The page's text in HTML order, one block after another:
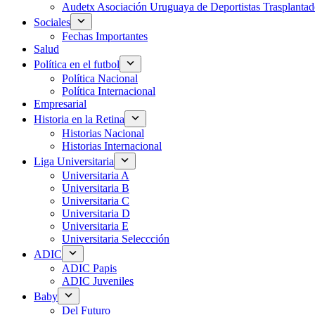
Audetx Asociación Uruguaya de Deportistas
Sociales
Fechas Importantes
Salud
Política en el futbol
Política Nacional
Política Internacional
Empresarial
Historia en la Retina
Historias Nacional
Historias Internacional
Liga Universitaria
Universitaria A
Universitaria B
Universitaria C
Universitaria D
Universitaria E
Universitaria Seleccción
ADIC
ADIC Papis
ADIC Juveniles
Baby
Del Futuro